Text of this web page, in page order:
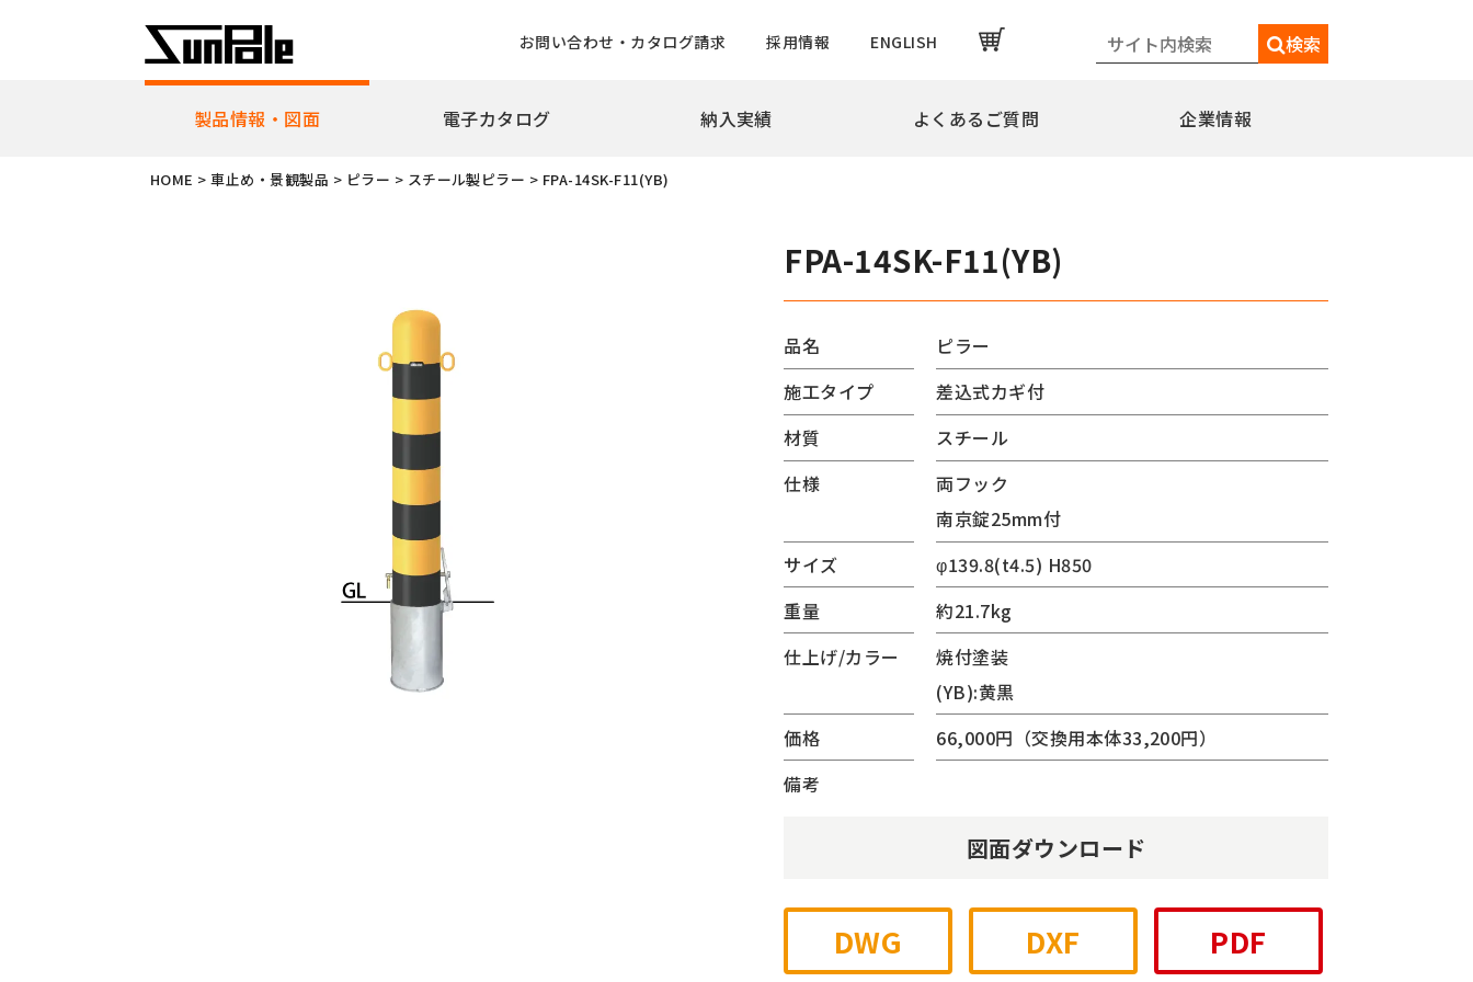
お問い合わせ・カタログ請求 採用情報 ENGLISH 検索
製品情報・図面
新製品・ピックアップ製品
車止め・景観製品
ボラード
照明内蔵シリーズ
手動ゲート
ロープ型
ハンドル型【生産中止】
ハンドル型テーパーポール
ロープ型高層用・特別仕様
ロープ型高層用避雷針兼用
ハンドル型テーパーポール特別仕様
のぼりポール
バナーポールBPNタイプ
バナーポールBPBタイプ
シェードポール(日よけ)
水平型
水平型アウトリガー式
柱取付水平型ポール
交換用部品
電子カタログ 納入実績 よくあるご質問 企業情報
HOME >車止め・景観製品 > ピラー > スチール製ピラー > FPA-14SK-F11(YB)
FPA-14SK-F11(YB)
品名
ピラー
施工タイプ
差込式カギ付
材質
スチール
仕様
両フック
南京錠25mm付
サイズ
φ139.8(t4.5) H850
重量
約21.7kg
仕上げ/カラー
焼付塗装
(YB):黄黒
価格
66,000円（交換用本体33,200円）
備考
図面ダウンロード
DWG DXF PDF